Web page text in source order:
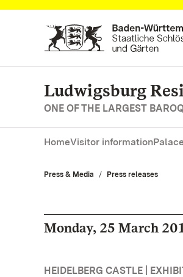
Navigate to main page
Ludwigsburg
ONE OF THE LARGEST
HomeVisitor informationPalace
Press & Media Press releases
Monday, 25 March
HEIDELBERG CASTLE |